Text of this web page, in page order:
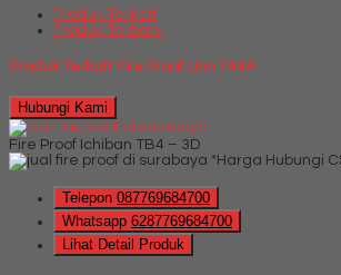
Produk Terkait
Produk Terbaru
Produk Terkait Fire Proof Lion 744A
Hubungi Kami
Fire Proof Ichiban TB4 – 3D
*Harga Hubungi
Telepon 087769684700
Whatsapp 6287769684700
Lihat Detail Produk